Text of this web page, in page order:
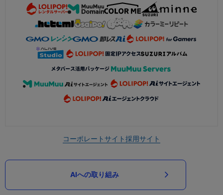
コーポレートサイト採用サイト
AIへの取り組み